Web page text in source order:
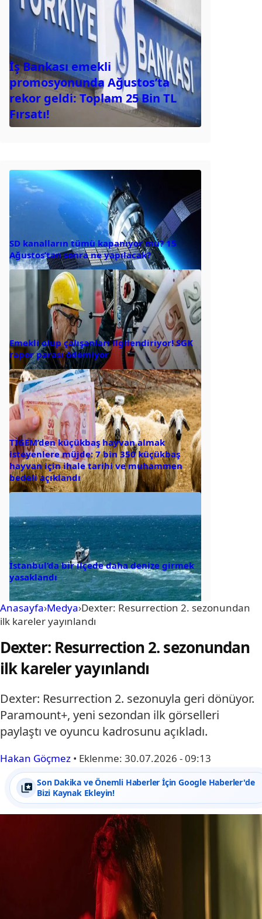
İş Bankası emekli
promosyonunda Ağustos’ta
rekor geldi: Toplam 25 Bin TL
Fırsatı!
SD kanalların tümü kapanıyor mu? 15
Ağustos’tan sonra ne yapılacak?
Emekli olup çalışanları ilgilendiriyor! SGK
rapor parası ödemiyor
TİGEM’den küçükbaş hayvan almak
isteyenlere müjde: 7 bin 350 küçükbaş
hayvan için ihale tarihi ve muhammen
bedeli açıklandı
İstanbul’da bir ilçede daha denize girmek
yasaklandı
Anasayfa›Medya›Dexter: Resurrection 2. sezonundan
ilk kareler yayınlandı
Dexter: Resurrection 2. sezonundan
ilk kareler yayınlandı
Dexter: Resurrection 2. sezonuyla geri dönüyor.
Paramount+, yeni sezondan ilk görselleri
paylaştı ve oyuncu kadrosunu açıkladı.
Hakan Göçmez • Eklenme: 30.07.2026 - 09:13
Son Dakika ve Önemli Haberler İçin Google Haberler'de
Bizi Kaynak Ekleyin!